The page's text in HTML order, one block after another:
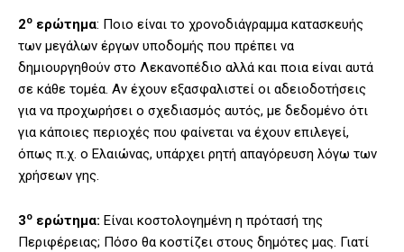
2ο ερώτημα: Ποιο είναι το χρονοδιάγραμμα κατασκευής
των μεγάλων έργων υποδομής που πρέπει να
δημιουργηθούν στο Λεκανοπέδιο αλλά και ποια είναι αυτά
σε κάθε τομέα. Αν έχουν εξασφαλιστεί οι αδειοδοτήσεις
για να προχωρήσει ο σχεδιασμός αυτός, με δεδομένο ότι
για κάποιες περιοχές που φαίνεται να έχουν επιλεγεί,
όπως π.χ. ο Ελαιώνας, υπάρχει ρητή απαγόρευση λόγω των
χρήσεων γης.
3ο ερώτημα: Είναι κοστολογημένη η πρότασή της
Περιφέρειας; Πόσο θα κοστίζει στους δημότες μας. Γιατί